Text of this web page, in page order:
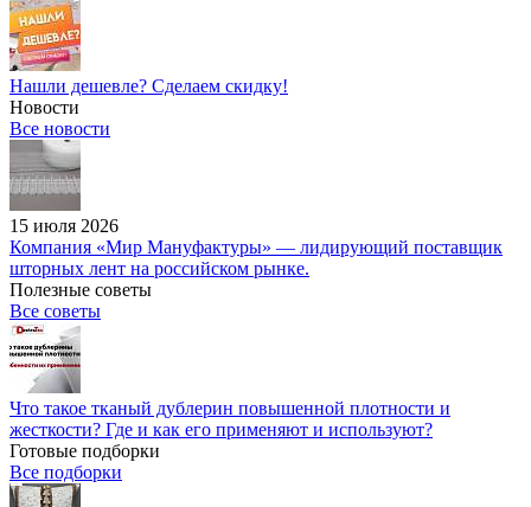
Нашли дешевле? Сделаем скидку!
Новости
Все новости
15 июля 2026
Компания «Мир Мануфактуры» — лидирующий поставщик
шторных лент на российском рынке.
Полезные советы
Все советы
Что такое тканый дублерин повышенной плотности и
жесткости? Где и как его применяют и используют?
Готовые подборки
Все подборки